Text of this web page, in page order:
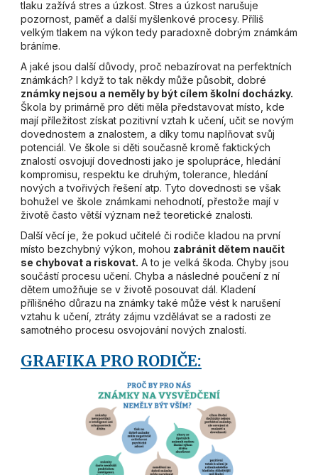
tlaku zažívá stres a úzkost. Stres a úzkost narušuje
pozornost, paměť a další myšlenkové procesy. Příliš
velkým tlakem na výkon tedy paradoxně dobrým známkám
bráníme.
A jaké jsou další důvody, proč nebazírovat na perfektních
známkách? I když to tak někdy může působit, dobré
známky nejsou a neměly by být cílem školní docházky.
Škola by primárně pro děti měla představovat místo, kde
mají příležitost získat pozitivní vztah k učení, učit se novým
dovednostem a znalostem, a díky tomu naplňovat svůj
potenciál. Ve škole si děti současně kromě faktických
znalostí osvojují dovednosti jako je spolupráce, hledání
kompromisu, respektu ke druhým, tolerance, hledání
nových a tvořivých řešení atp. Tyto dovednosti se však
bohužel ve škole známkami nehodnotí, přestože mají v
životě často větší význam než teoretické znalosti.
Další věcí je, že pokud učitelé či rodiče kladou na první
místo bezchybný výkon, mohou zabránit dětem naučit
se chybovat a riskovat. A to je velká škoda. Chyby jsou
součástí procesu učení. Chyba a následné poučení z ní
dětem umožňuje se v životě posouvat dál. Kladení
přílišného důrazu na známky také může vést k narušení
vztahu k učení, ztráty zájmu vzdělávat se a radosti ze
samotného procesu osvojování nových znalostí.
GRAFIKA PRO RODIČE: